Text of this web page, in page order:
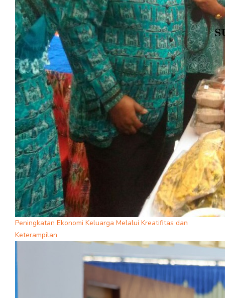
Peningkatan Ekonomi Keluarga Melalui Kreatifitas dan
Keterampilan